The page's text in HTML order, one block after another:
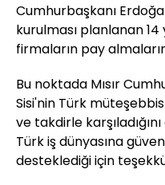
Cumhurbaşkanı
kurulması planlanan 14
firmaların pay
Bu noktada Mısır
Sisi'nin Türk
ve takdirle
Türk iş dünyasına
desteklediği için